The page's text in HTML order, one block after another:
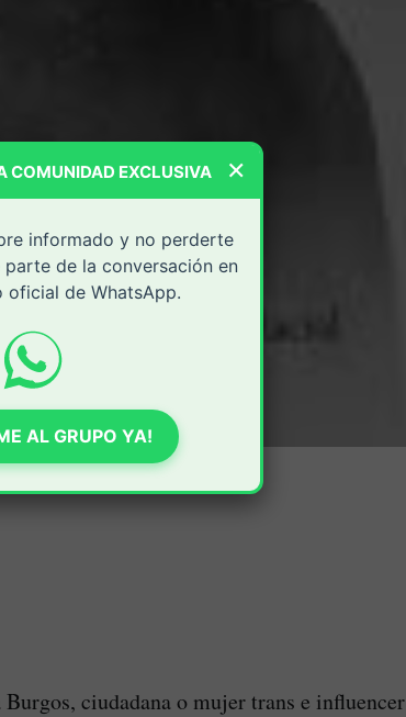
ciudadana o mujer trans e influencer
×
COMUNIDAD EXCLUSIVA
informado y no perderte
parte de la conversación en
oficial de WhatsApp.
AL GRUPO YA!